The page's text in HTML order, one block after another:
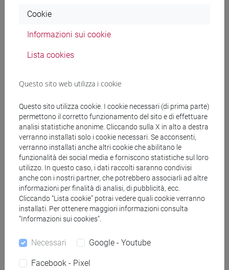
Materiali didattici
Materiali su Moodle
Corsi di studio e percorsi
economia aziendale
Struttura generale dell'insegnamento
STATISTICA
STATISTICA - 1
STATISTICA - 1 Cognomi A-Di
STATISTICA - 1 Cognomi Dl-Pas
STATISTICA - 2 Cognomi A-Di
Cookie
Informazioni sui cookie
Lista cookies
Questo sito web utilizza i cookie
Questo sito utilizza cookie. I cookie necessari (di prima parte)
permettono il corretto funzionamento del sito e di effettuare
analisi statistiche anonime. Cliccando sulla X in alto a destra
verranno installati solo i cookie necessari. Se acconsenti,
verranno installati anche altri cookie che abilitano le
funzionalità dei social media e forniscono statistiche sul loro
utilizzo. In questo caso, i dati raccolti saranno condivisi
anche con i nostri partner, che potrebbero associarli ad altre
informazioni per finalità di analisi, di pubblicità, ecc.
Cliccando “Lista cookie” potrai vedere quali cookie verranno
installati. Per ottenere maggiori informazioni consulta
“Informazioni sui cookies”.
Necessari Google - Youtube
Facebook - Pixel